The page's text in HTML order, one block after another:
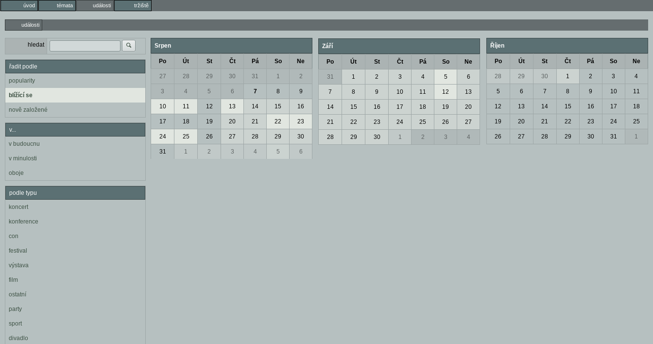
úvod témata události tržiště
události
hledat
řadit podle
popularity
blížící se
nově založené
v...
v budoucnu
v minulosti
oboje
podle typu
koncert
konference
con
festival
výstava
film
ostatní
party
sport
divadlo
Srpen
Po Út St Čt Pá So Ne
27 28 29 30 31 1 2
3 4 5 6 7 8 9
10 11 12 13 14 15 16
17 18 19 20 21 22 23
24 25 26 27 28 29 30
31 1 2 3 4 5 6
Září
Po Út St Čt Pá So Ne
31 1 2 3 4 5 6
7 8 9 10 11 12 13
14 15 16 17 18 19 20
21 22 23 24 25 26 27
28 29 30 1 2 3 4
Říjen
Po Út St Čt Pá So Ne
28 29 30 1 2 3 4
5 6 7 8 9 10 11
12 13 14 15 16 17 18
19 20 21 22 23 24 25
26 27 28 29 30 31 1